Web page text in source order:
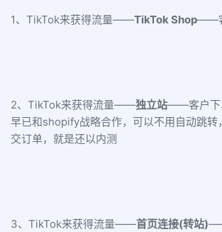
1、TikTok来获得流量——TikTok Shop——
2、TikTok来获得流量——独立站——客户下
早已和shopify战略合作，可以不用自动跳转
交订单，就是还以内测
3、TikTok来获得流量——首页连接(转站)